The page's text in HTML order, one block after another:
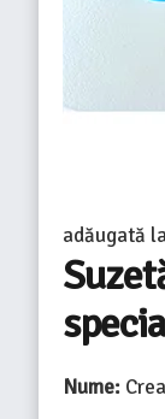
adăugată la
Nume: